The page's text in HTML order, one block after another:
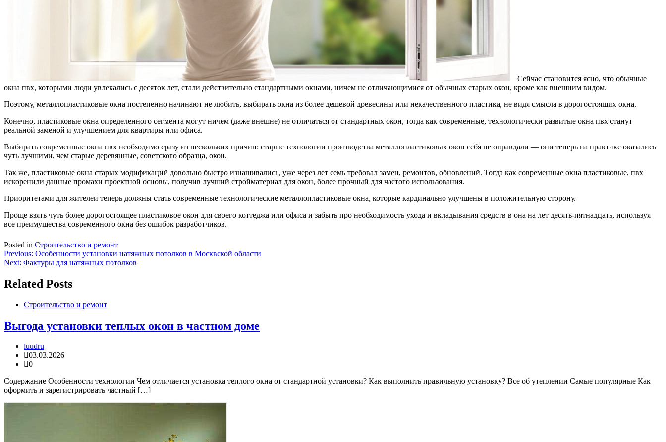
Сейчас становится ясно, что обычные
окна пвх, которыми люди увлекались с десяток лет, стали действительно стандартными окнами, ничем не отличающимися от обычных старых окон, кроме как внешним видом.
Поэтому, металлопластиковые окна постепенно начинают не любить, выбирать окна из более дешевой древесины или некачественного пластика, не видя смысла в дорогостоящих окна.
Конечно, пластиковые окна определенного сегмента могут ничем (даже внешне) не отличаться от стандартных окон, тогда как современные, технологически развитые окна пвх станут
реальной заменой и улучшением для квартиры или офиса.
Выбирать современные окна пвх необходимо сразу из нескольких причин: старые технологии производства металлопластиковых окон себя не оправдали — они теперь на практике оказались
чуть лучшими, чем старые деревянные, советского образца, окон.
Так же, пластиковые окна старых модификаций довольно быстро изнашивались, уже через лет семь требовал замен, ремонтов, обновлений. Тогда как современные окна пластиковые, пвх
искоренили данные промахи проектной основы, получив лучший стройматериал для окон, более прочный для частого использования.
Приоритетами для жителей теперь должны стать современные технологические металлопластиковые окна, которые кардинально улучшены в положительную сторону.
Проще взять чуть более дорогостоящее пластиковое окон для своего коттеджа или офиса и забыть про необходимость ухода и вкладывания средств в она на лет десять-пятнадцать, используя
все преимущества современного окна без ошибок разработчиков.
Posted in Строительство и ремонт
Навигация
по
записям
Previous: Особенности установки натяжных потолков в Москвской области
Next: Фактуры для натяжных потолков
Related Posts
Строительство и ремонт
Выгода установки теплых окон в частном доме
luudru
03.03.2026
0
Содержание Особенности технологии Чем отличается установка теплого окна от стандартной установки? Как выполнить правильную установку? Все об утеплении Самые популярные Как
оформить и зарегистрировать частный […]